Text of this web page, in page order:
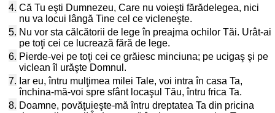
4. Că Tu eşti Dumnezeu, Care nu voieşti fărădelegea, nici
nu va locui lângă Tine cel ce vicleneşte.
5. Nu vor sta călcătorii de lege în preajma ochilor Tăi. Urât-ai
pe toţi cei ce lucrează fără de lege.
6. Pierde-vei pe toţi cei ce grăiesc minciuna; pe ucigaş şi pe
viclean îl urăşte Domnul.
7. Iar eu, întru mulţimea milei Tale, voi intra în casa Ta,
închina-mă-voi spre sfânt locaşul Tău, întru frica Ta.
8. Doamne, povăţuieşte-mă întru dreptatea Ta din pricina